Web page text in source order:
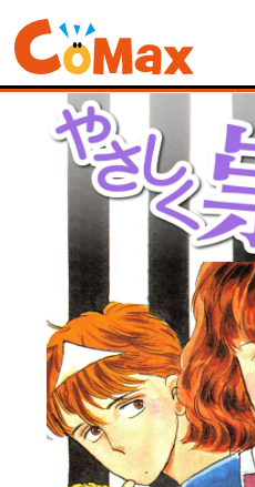
電子書籍マンガ CoMax(コマック
LEGEND> やさしく祟って